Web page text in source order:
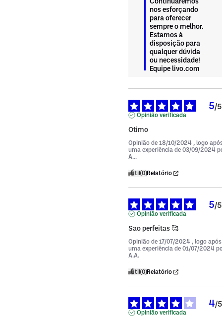
nos esforçando
para oferecer
sempre o melhor.
Estamos à
disposição para
qualquer dúvida
ou necessidade!
Equipe livo.com
5/5
Opinião verificada
Otimo
Opinião de 18/10/2024 , logo
uma experiência de 03/09/2024
A...
Útil(0)Relatório
5/5
Opinião verificada
Sao perfeitas 🥰
Opinião de 17/07/2024 , logo após
uma experiência de 01/07/2024
A.A.
Útil(0)Relatório
4/5
Opinião verificada